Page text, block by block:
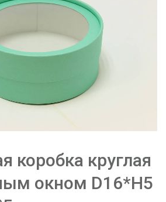
коробка круглая
окном D16*H5